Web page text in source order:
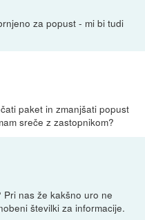
za popust - mi bi tudi
paket in zmanjšati popust
sreče z zastopnikom?
nas že kakšno uro ne
številki za informacije.